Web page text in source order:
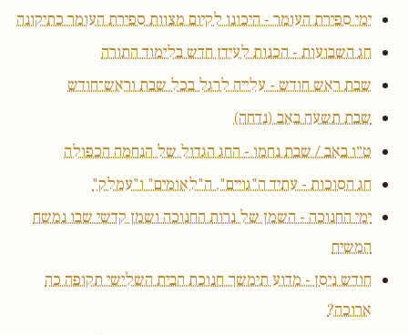
ימי ספירת העומר - היכונו לקיום מצוות ספירת העומר כתיקונה
חג השבועות - הכנות לעידן חדש בלימוד התורה
שבת ראש חודש - עלייה לרגל בכל שבת וראש־חודש
שבת תשעה באב (נדחה)
ט״ו באב / שבת נחמו - החג הגדול של הנחמה הכפולה
חג הסוכות - עתיד ה"גויים", ה"לאומים" ו"עמלק"
ימי החנוכה - השמן של נרות החנוכה ושמן קדשי שבו נמשח
המשיח
חודש ניסן - מדוע תימשך חנוכת הבית השלישי תקופה כה
ארוכה?